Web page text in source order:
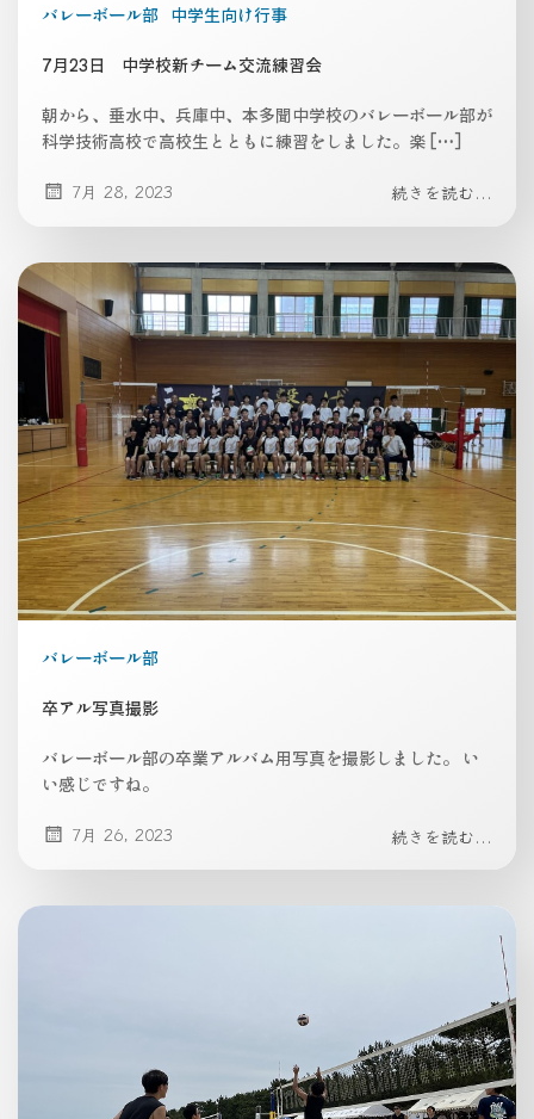
バレーボール部 中学生向け行事
7月23日 中学校新チーム交流練習会
朝から、垂水中、兵庫中、本多聞中学校のバレーボール部が
科学技術高校で高校生とともに練習をしました。楽 […]
7月 28, 2023 続きを読む...
バレーボール部
卒アル写真撮影
バレーボール部の卒業アルバム用写真を撮影しました。 い
い感じですね。
7月 26, 2023 続きを読む...